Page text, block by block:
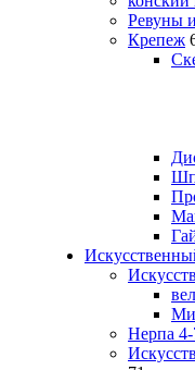
Ревуны
Крепеж
Нерпа